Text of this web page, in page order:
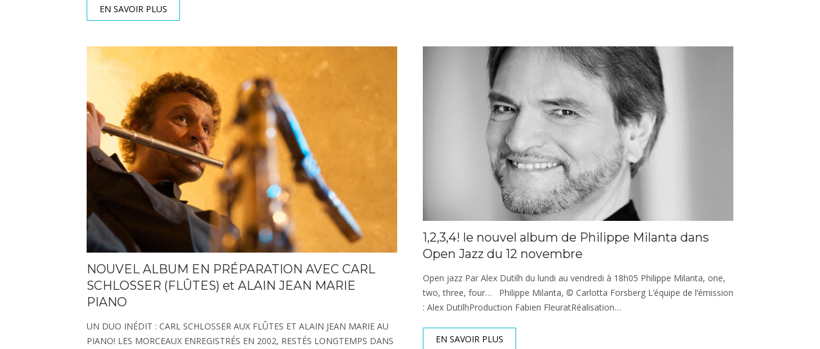
EN SAVOIR PLUS
NOUVEL ALBUM EN PRÉPARATION AVEC CARL
SCHLOSSER (FLÛTES) et ALAIN JEAN MARIE
PIANO
UN DUO INÉDIT : CARL SCHLOSSER AUX FLÛTES ET ALAIN JEAN MARIE AU
PIANO! LES MORCEAUX ENREGISTRÉS EN 2002, RESTÉS LONGTEMPS DANS
1,2,3,4! le nouvel album de Philippe Milanta dans
Open Jazz du 12 novembre
Open jazz Par Alex Dutilh du lundi au vendredi à 18h05 Philippe Milanta, one,
two, three, four… Philippe Milanta, © Carlotta Forsberg L’équipe de l’émission
: Alex DutilhProduction Fabien FleuratRéalisation…
EN SAVOIR PLUS